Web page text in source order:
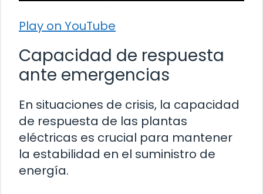
Play on YouTube
Capacidad de respuesta
ante emergencias
En situaciones de crisis, la capacidad
de respuesta de las plantas
eléctricas es crucial para mantener
la estabilidad en el suministro de
energía.